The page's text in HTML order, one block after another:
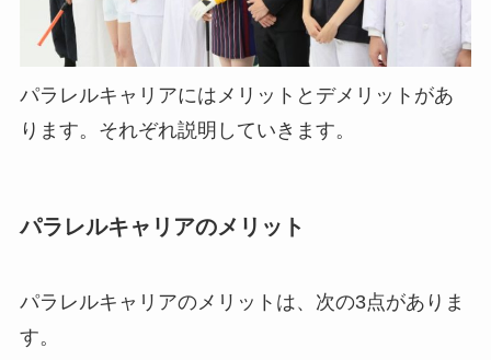
パラレルキャリアにはメリットとデメリットがあ
ります。それぞれ説明していきます。
パラレルキャリアのメリット
パラレルキャリアのメリットは、次の3点がありま
す。